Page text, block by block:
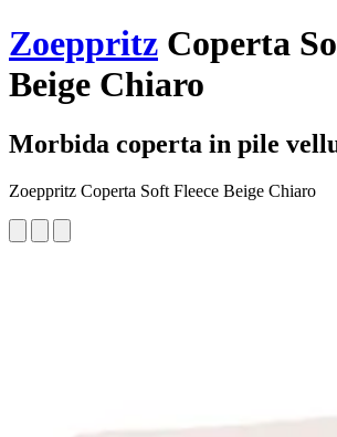
Zoeppritz Coperta
Beige Chiaro
Morbida coperta in pile
Zoeppritz Coperta Soft Fleece Beige Chiaro